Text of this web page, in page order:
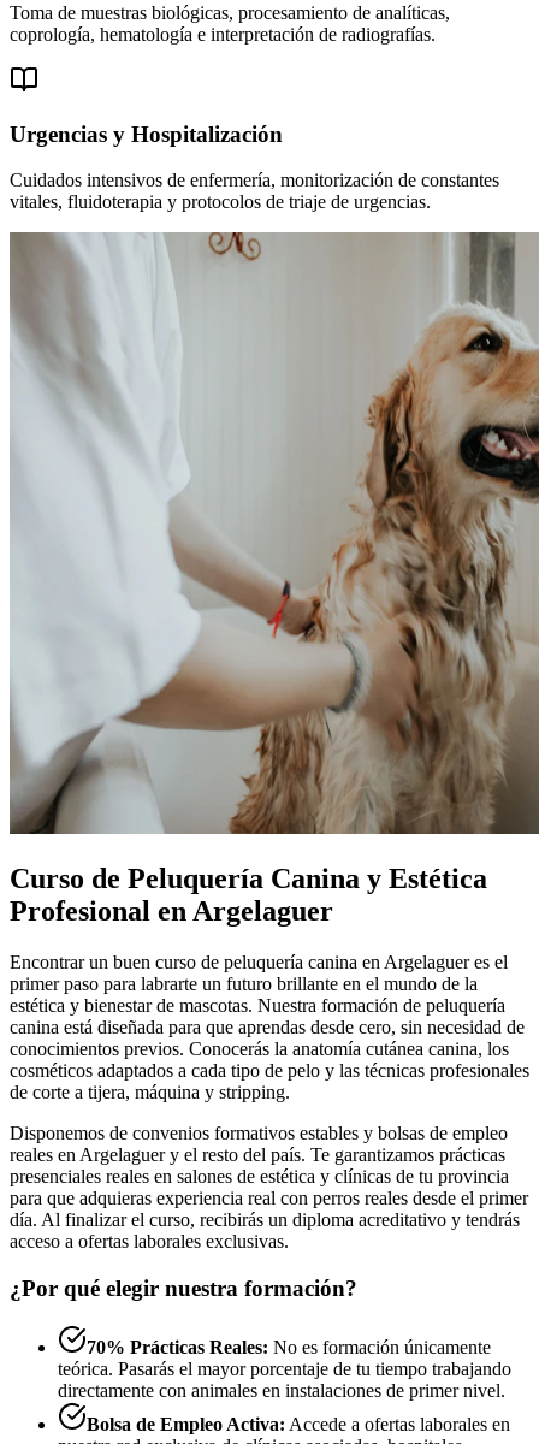
Toma de muestras biológicas, procesamiento de analíticas,
coprología, hematología e interpretación de radiografías.
Urgencias y Hospitalización
Cuidados intensivos de enfermería, monitorización de constantes
vitales, fluidoterapia y protocolos de triaje de urgencias.
Curso de Peluquería Canina y Estética
Profesional en Argelaguer
Encontrar un buen curso de peluquería canina en Argelaguer es el
primer paso para labrarte un futuro brillante en el mundo de la
estética y bienestar de mascotas. Nuestra formación de peluquería
canina está diseñada para que aprendas desde cero, sin necesidad de
conocimientos previos. Conocerás la anatomía cutánea canina, los
cosméticos adaptados a cada tipo de pelo y las técnicas profesionales
de corte a tijera, máquina y stripping.
Disponemos de convenios formativos estables y bolsas de empleo
reales en Argelaguer y el resto del país. Te garantizamos prácticas
presenciales reales en salones de estética y clínicas de tu provincia
para que adquieras experiencia real con perros reales desde el primer
día. Al finalizar el curso, recibirás un diploma acreditativo y tendrás
acceso a ofertas laborales exclusivas.
¿Por qué elegir nuestra formación?
70% Prácticas Reales: No es formación únicamente
teórica. Pasarás el mayor porcentaje de tu tiempo trabajando
directamente con animales en instalaciones de primer nivel.
Bolsa de Empleo Activa: Accede a ofertas laborales en